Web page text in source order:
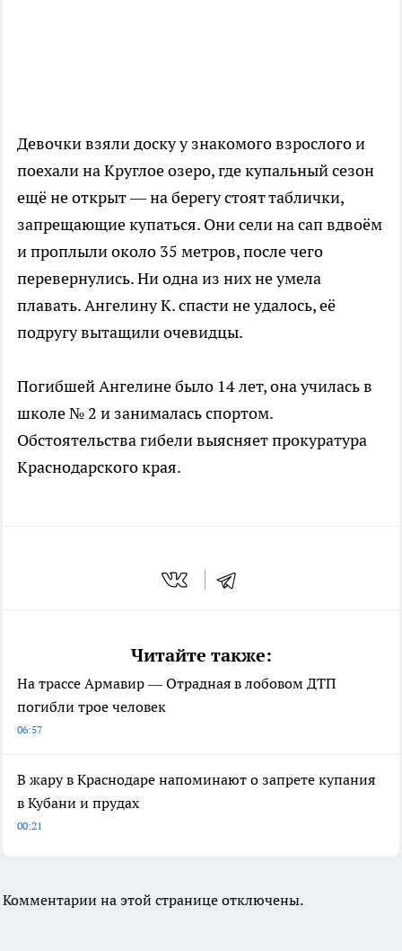
Девочки взяли доску у знакомого взрослого и
поехали на Круглое озеро, где купальный сезон
ещё не открыт — на берегу стоят таблички,
запрещающие купаться. Они сели на сап вдвоём
и проплыли около 35 метров, после чего
перевернулись. Ни одна из них не умела
плавать. Ангелину К. спасти не удалось, её
подругу вытащили очевидцы.
Погибшей Ангелине было 14 лет, она училась в
школе № 2 и занималась спортом.
Обстоятельства гибели выясняет прокуратура
Краснодарского края.
Читайте также:
На трассе Армавир — Отрадная в лобовом ДТП
погибли трое человек
06:57
В жару в Краснодаре напоминают о запрете купания
в Кубани и прудах
00:21
Комментарии на этой странице отключены.